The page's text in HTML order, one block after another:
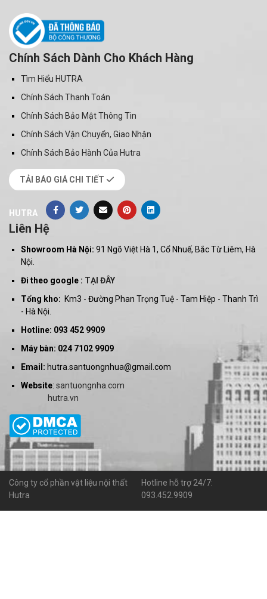
Chính Sách Dành Cho Khách Hàng
Tìm Hiểu HUTRA
Chính Sách Thanh Toán
Chính Sách Bảo Mật Thông Tin
Chính Sách Vận Chuyển, Giao Nhận
Chính Sách Bảo Hành Của Hutra
TẢI BÁO GIÁ CHI TIẾT
HUTRA
Liên Hệ
Showroom Hà Nội: 91 Ngõ Việt Hà 1, Cổ Nhuế, Bắc Từ Liêm, Hà
Nội.
Đi theo google : TẠI ĐÂY
Tổng kho: Km3 - Đường Phan Trọng Tuệ - Tam Hiệp - Thanh Trì
- Hà Nội.
Hotline: 093 452 9909
Máy bàn: 024 7102 9909
Email: hutra.santuongnhua@gmail.com
Website: santuongnha.com
hutra.vn
Công ty cổ phần vật liệu nội thất
Hutra
Hotline hỗ trợ 24/7:
093.452.9909